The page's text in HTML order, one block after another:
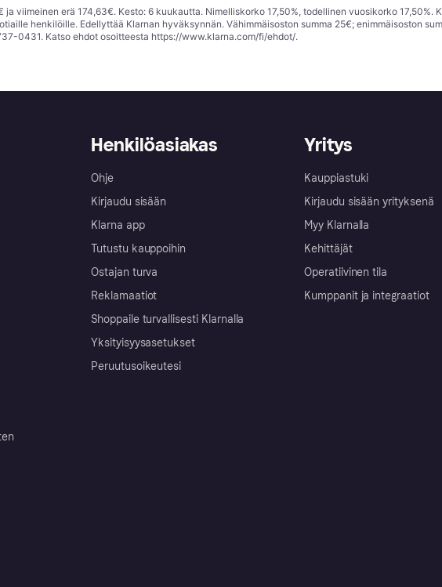
viimeinen erä 174,63€. Kesto: 6 kuukautta. Nimelliskorko 17,50%, todellinen vuosikorko 17,50%.
henkilöille. Edellyttää Klarnan hyväksynnän. Vähimmäisoston summa 25€; enimmäisoston
0431. Katso ehdot osoitteesta https://www.klarna.com/fi/ehdot/.
Henkilöasiakas
Ohje
Kirjaudu sisään
Klarna app
Tutustu kauppoihin
Ostajan turva
Reklamaatiot
Shoppaile turvallisesti Klarnalla
Yksityisyysasetukset
Peruutusoikeutesi
Yritys
Kauppiastuki
Kirjaudu sisään yrityksenä
Myy Klarnalla
Kehittäjät
Operatiivinen tila
Kumppanit ja integraatiot